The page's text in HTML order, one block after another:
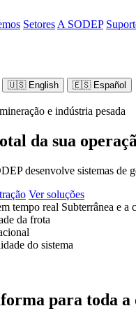
Setores A SODEP
🇺🇸English 🇪🇸Español
e indústria pesada
da sua
desenvolve sistemas de
Ver soluções
tempo real Subterrânea e a
da frota
do sistema
para toda a